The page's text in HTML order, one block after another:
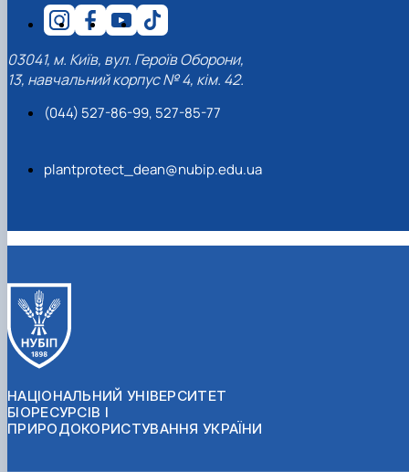
03041, м. Київ, вул. Героїв Оборони,
13, навчальний корпус № 4, кім. 42.
(044) 527-86-99, 527-85-77
plantprotect_dean@nubip.edu.ua
НАЦІОНАЛЬНИЙ УНІВЕРСИТЕТ
БІОРЕСУРСІВ І
ПРИРОДОКОРИСТУВАННЯ УКРАЇНИ